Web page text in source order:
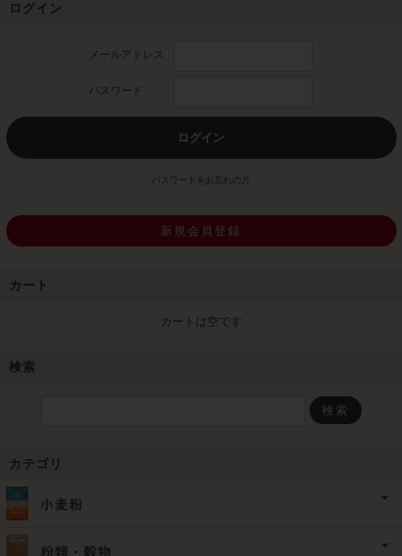
ログイン
メールアドレス
パスワード
ログイン
パスワードをお忘れの方
新規会員登録
カート
カートは空です
検索
検索
カテゴリ